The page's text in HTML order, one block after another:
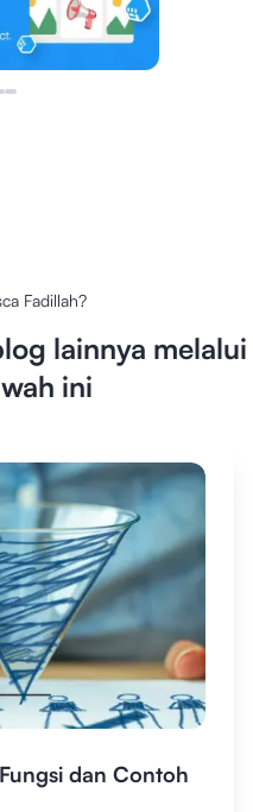
Fadillah?
lainnya melalui
ini
dan Contoh